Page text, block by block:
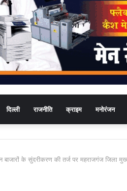
दिल्ली राजनीति क्राइम मनोरंजन
बाजारों के सुंदरीकरण की तर्ज पर महराजगंज जिला